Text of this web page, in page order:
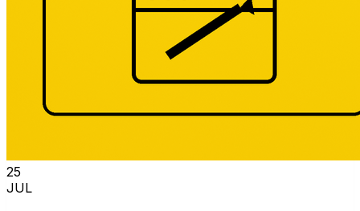
25
JUL